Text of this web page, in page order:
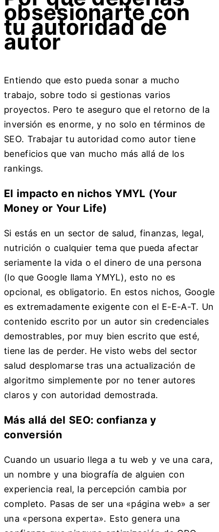
obsesionarte con
tu autoridad de
autor
Entiendo que esto pueda sonar a mucho
trabajo, sobre todo si gestionas varios
proyectos. Pero te aseguro que el retorno de la
inversión es enorme, y no solo en términos de
SEO. Trabajar tu autoridad como autor tiene
beneficios que van mucho más allá de los
rankings.
El impacto en nichos YMYL (Your
Money or Your Life)
Si estás en un sector de salud, finanzas, legal,
nutrición o cualquier tema que pueda afectar
seriamente la vida o el dinero de una persona
(lo que Google llama YMYL), esto no es
opcional, es obligatorio. En estos nichos, Google
es extremadamente exigente con el E-E-A-T. Un
contenido escrito por un autor sin credenciales
demostrables, por muy bien escrito que esté,
tiene las de perder. He visto webs del sector
salud desplomarse tras una actualización de
algoritmo simplemente por no tener autores
claros y con autoridad demostrada.
Más allá del SEO: confianza y
conversión
Cuando un usuario llega a tu web y ve una cara,
un nombre y una biografía de alguien con
experiencia real, la percepción cambia por
completo. Pasas de ser una «página web» a ser
una «persona experta». Esto genera una